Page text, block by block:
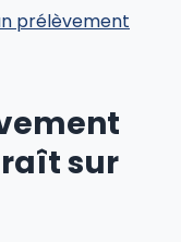
prélèvement
sur